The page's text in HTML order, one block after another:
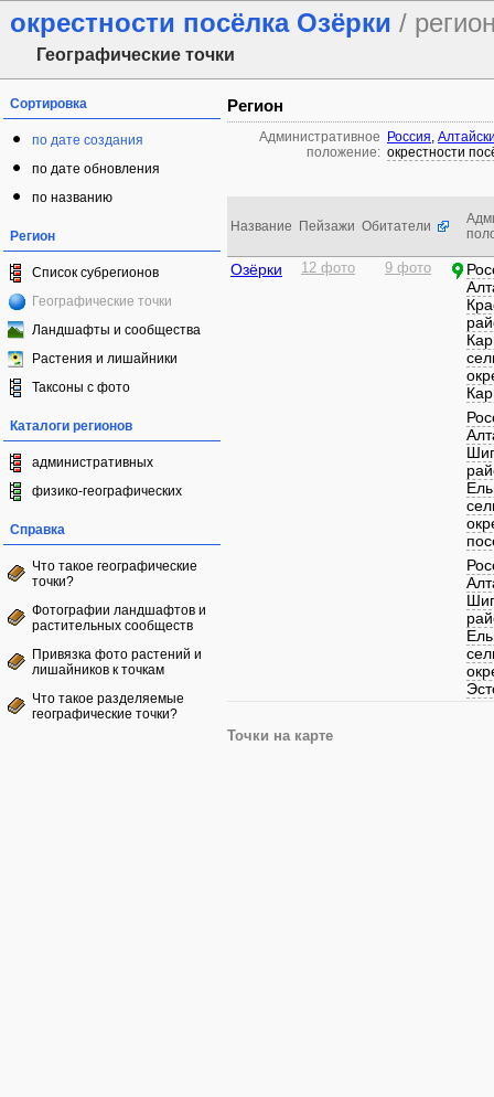
окрестности посёлка Озёрки /
Географические точки
Сортировка
по дате создания
по дате обновления
по названию
Регион
Список субрегионов
Географические точки
Ландшафты и сообщества
Растения и лишайники
Таксоны с фото
Каталоги регионов
административных
физико-географических
Справка
Что такое географические
точки?
Фотографии ландшафтов и
растительных сообществ
Привязка фото растений и
лишайников к точкам
Что такое разделяемые
географические точки?
Регион
Административное
положение:
Россия,
окрестности
Название Пейзажи Обитатели
Озёрки 12 фото 9 фото
Точки на карте